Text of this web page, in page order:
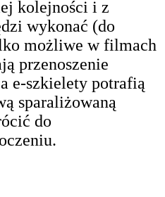
kolejności i z
wykonać (do
możliwe w filmach
przenoszenie
e-szkielety potrafią
sparaliżowaną
do